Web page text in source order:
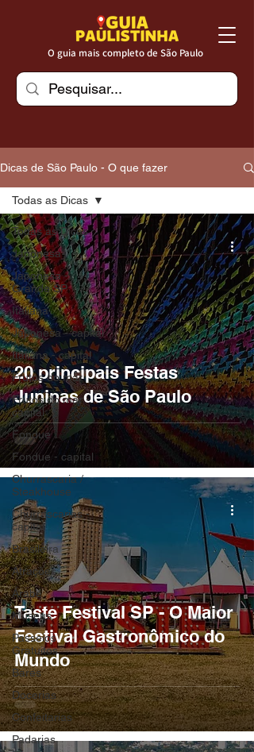
O guia mais completo de São Paulo
Dicas de São Paulo - O que fazer
Todas as Dicas
Japonesa
Japonesa -
Grande SP
Italiana
Japonesa - capital
Italiana - capital
Frutos do mar
Frutos do mar -
capital
Fondue
Fondue - capital
Churrascaria /
Steakhouse
Churrascarias -
capital
Brasileira
Atrações
Árabe
Museus
Passeios
Gratuitos
Bares
Docerias
Confeitarias
Padarias
Todas as Dicas
20 principais Festas
Juninas de São Paulo
Taste Festival SP - O Maior
Festival Gastronômico do
Mundo